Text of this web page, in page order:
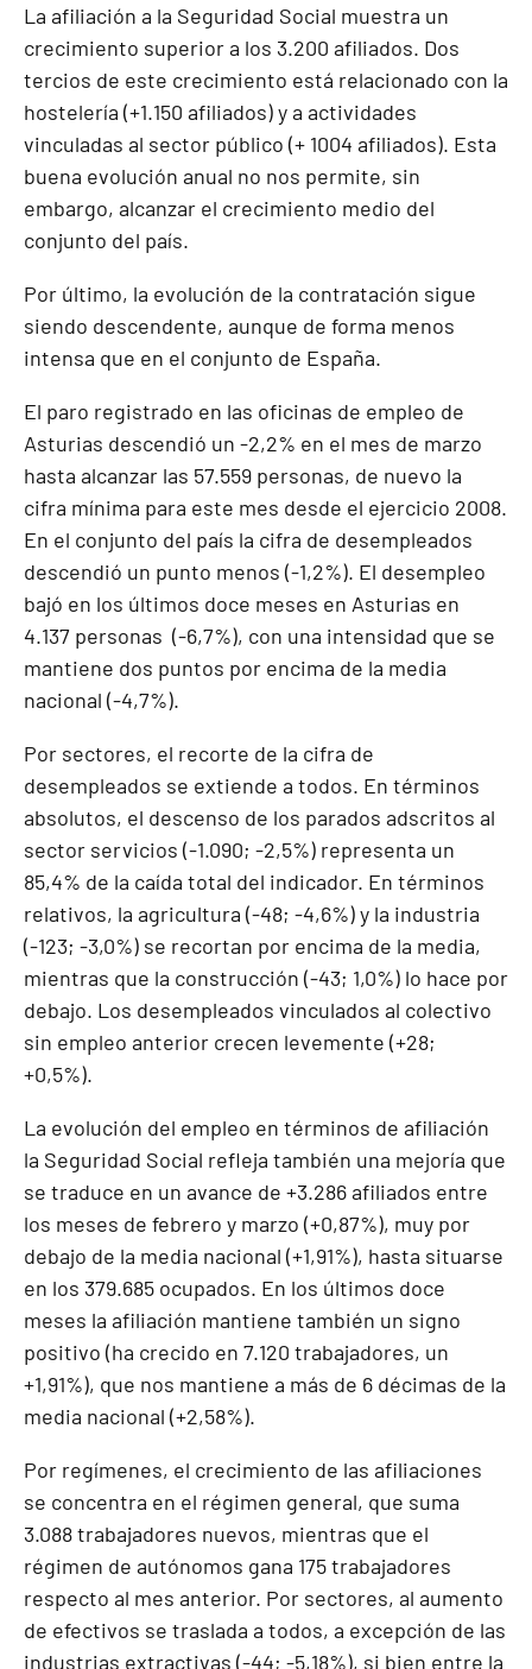
La afiliación a la Seguridad Social muestra un
crecimiento superior a los 3.200 afiliados. Dos
tercios de este crecimiento está relacionado con la
hostelería (+1.150 afiliados) y a actividades
vinculadas al sector público (+ 1004 afiliados). Esta
buena evolución anual no nos permite, sin
embargo, alcanzar el crecimiento medio del
conjunto del país.
Por último, la evolución de la contratación sigue
siendo descendente, aunque de forma menos
intensa que en el conjunto de España.
El paro registrado en las oficinas de empleo de
Asturias descendió un -2,2% en el mes de marzo
hasta alcanzar las 57.559 personas, de nuevo la
cifra mínima para este mes desde el ejercicio 2008.
En el conjunto del país la cifra de desempleados
descendió un punto menos (-1,2%). El desempleo
bajó en los últimos doce meses en Asturias en
4.137 personas (-6,7%), con una intensidad que se
mantiene dos puntos por encima de la media
nacional (-4,7%).
Por sectores, el recorte de la cifra de
desempleados se extiende a todos. En términos
absolutos, el descenso de los parados adscritos al
sector servicios (-1.090; -2,5%) representa un
85,4% de la caída total del indicador. En términos
relativos, la agricultura (-48; -4,6%) y la industria
(-123; -3,0%) se recortan por encima de la media,
mientras que la construcción (-43; 1,0%) lo hace por
debajo. Los desempleados vinculados al colectivo
sin empleo anterior crecen levemente (+28;
+0,5%).
La evolución del empleo en términos de afiliación
la Seguridad Social refleja también una mejoría que
se traduce en un avance de +3.286 afiliados entre
los meses de febrero y marzo (+0,87%), muy por
debajo de la media nacional (+1,91%), hasta situarse
en los 379.685 ocupados. En los últimos doce
meses la afiliación mantiene también un signo
positivo (ha crecido en 7.120 trabajadores, un
+1,91%), que nos mantiene a más de 6 décimas de la
media nacional (+2,58%).
Por regímenes, el crecimiento de las afiliaciones
se concentra en el régimen general, que suma
3.088 trabajadores nuevos, mientras que el
régimen de autónomos gana 175 trabajadores
respecto al mes anterior. Por sectores, al aumento
de efectivos se traslada a todos, a excepción de las
industrias extractivas (-44; -5,18%), si bien entre la